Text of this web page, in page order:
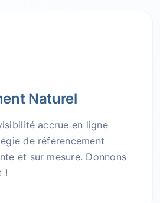
Naturel
accrue en ligne
de référencement
et sur mesure. Donnons
!